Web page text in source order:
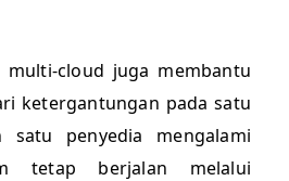
cloud juga membantu
ketergantungan pada satu
satu penyedia mengalami
tetap berjalan melalui